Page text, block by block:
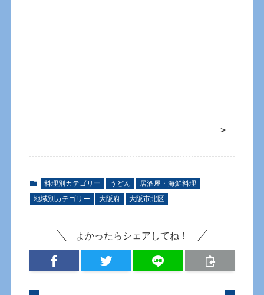
>
料理別カテゴリー うどん
居酒屋・海鮮料理
地域別カテゴリー
大阪府 大阪市北区
よかったらシェアしてね！